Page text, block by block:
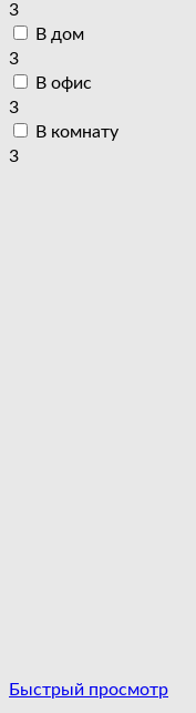
3
В дом
3
В офис
3
В комнату
3
Быстрый просмотр